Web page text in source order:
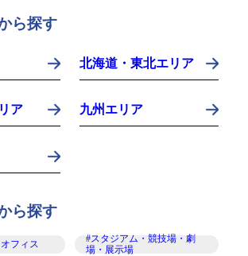
ら探す
北海道・東北エリア
ア 九州エリア
ら探す
フィス
#スタジアム・競技場・劇
場・展示場